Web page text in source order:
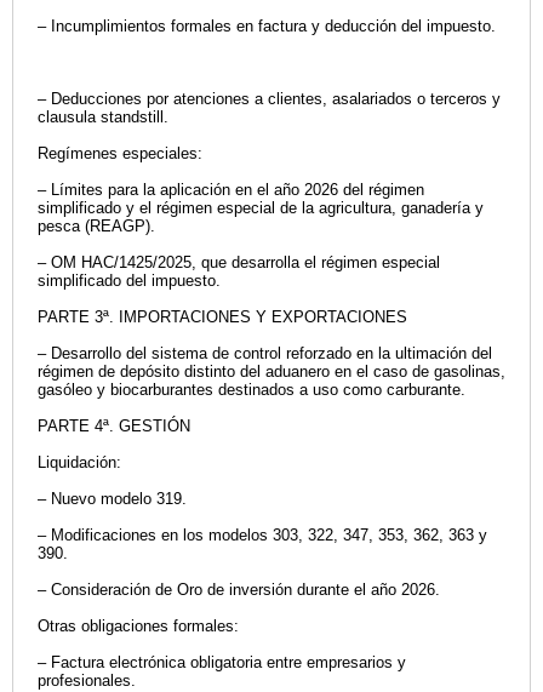
– Incumplimientos formales en factura y deducción del impuesto.
– Deducciones por atenciones a clientes, asalariados o terceros y
clausula standstill.
Regímenes especiales:
– Límites para la aplicación en el año 2026 del régimen
simplificado y el régimen especial de la agricultura, ganadería y
pesca (REAGP).
– OM HAC/1425/2025, que desarrolla el régimen especial
simplificado del impuesto.
PARTE 3ª. IMPORTACIONES Y EXPORTACIONES
– Desarrollo del sistema de control reforzado en la ultimación del
régimen de depósito distinto del aduanero en el caso de gasolinas,
gasóleo y biocarburantes destinados a uso como carburante.
PARTE 4ª. GESTIÓN
Liquidación:
– Nuevo modelo 319.
– Modificaciones en los modelos 303, 322, 347, 353, 362, 363 y
390.
– Consideración de Oro de inversión durante el año 2026.
Otras obligaciones formales:
– Factura electrónica obligatoria entre empresarios y
profesionales.